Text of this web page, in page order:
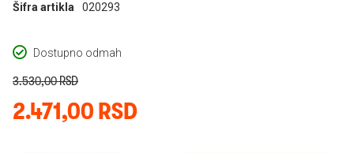
Dostupno odmah
Šifra artikla 020293
2.471,00 RSD
3.530,00 RSD